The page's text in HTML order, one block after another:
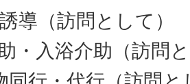
導（訪問として）
・入浴介助（訪問